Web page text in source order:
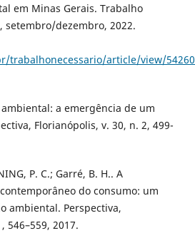
em Minas Gerais. Trabalho
setembro/dezembro, 2022.
trabalhonecessario/article/view/
ambiental: a emergência de um
Florianópolis, v. 30, n. 2, 499-
P. C.; Garré, B. H.. A
do consumo: um
ambiental. Perspectiva,
546–559, 2017.